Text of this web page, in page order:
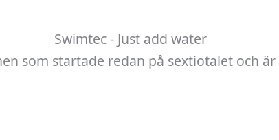
som startade redan på sextiotalet och